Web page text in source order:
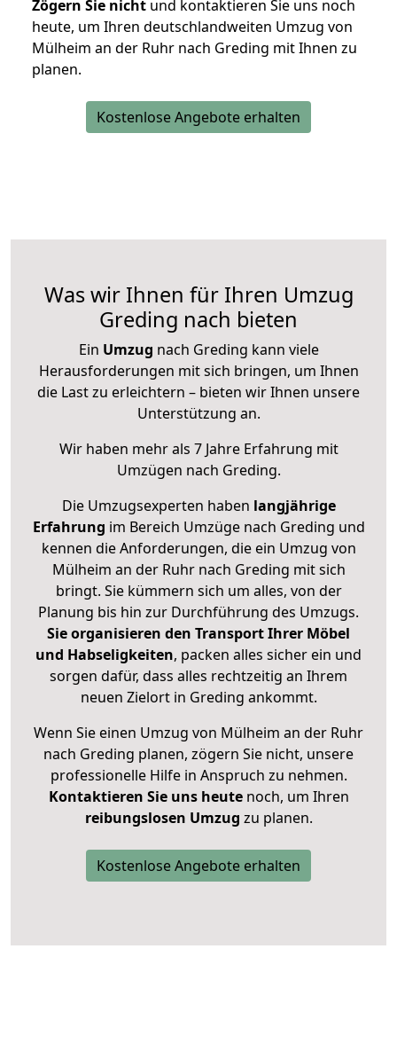
Zögern Sie nicht und kontaktieren Sie uns noch
heute, um Ihren deutschlandweiten Umzug von
Mülheim an der Ruhr nach Greding mit Ihnen zu
planen.
Kostenlose Angebote erhalten
Was wir Ihnen für Ihren Umzug
Greding nach bieten
Ein Umzug nach Greding kann viele
Herausforderungen mit sich bringen, um Ihnen
die Last zu erleichtern – bieten wir Ihnen unsere
Unterstützung an.
Wir haben mehr als 7 Jahre Erfahrung mit
Umzügen nach Greding.
Die Umzugsexperten haben langjährige
Erfahrung im Bereich Umzüge nach Greding und
kennen die Anforderungen, die ein Umzug von
Mülheim an der Ruhr nach Greding mit sich
bringt. Sie kümmern sich um alles, von der
Planung bis hin zur Durchführung des Umzugs.
Sie organisieren den Transport Ihrer Möbel
und Habseligkeiten, packen alles sicher ein und
sorgen dafür, dass alles rechtzeitig an Ihrem
neuen Zielort in Greding ankommt.
Wenn Sie einen Umzug von Mülheim an der Ruhr
nach Greding planen, zögern Sie nicht, unsere
professionelle Hilfe in Anspruch zu nehmen.
Kontaktieren Sie uns heutenoch, um Ihren
reibungslosen Umzug zu planen.
Kostenlose Angebote erhalten